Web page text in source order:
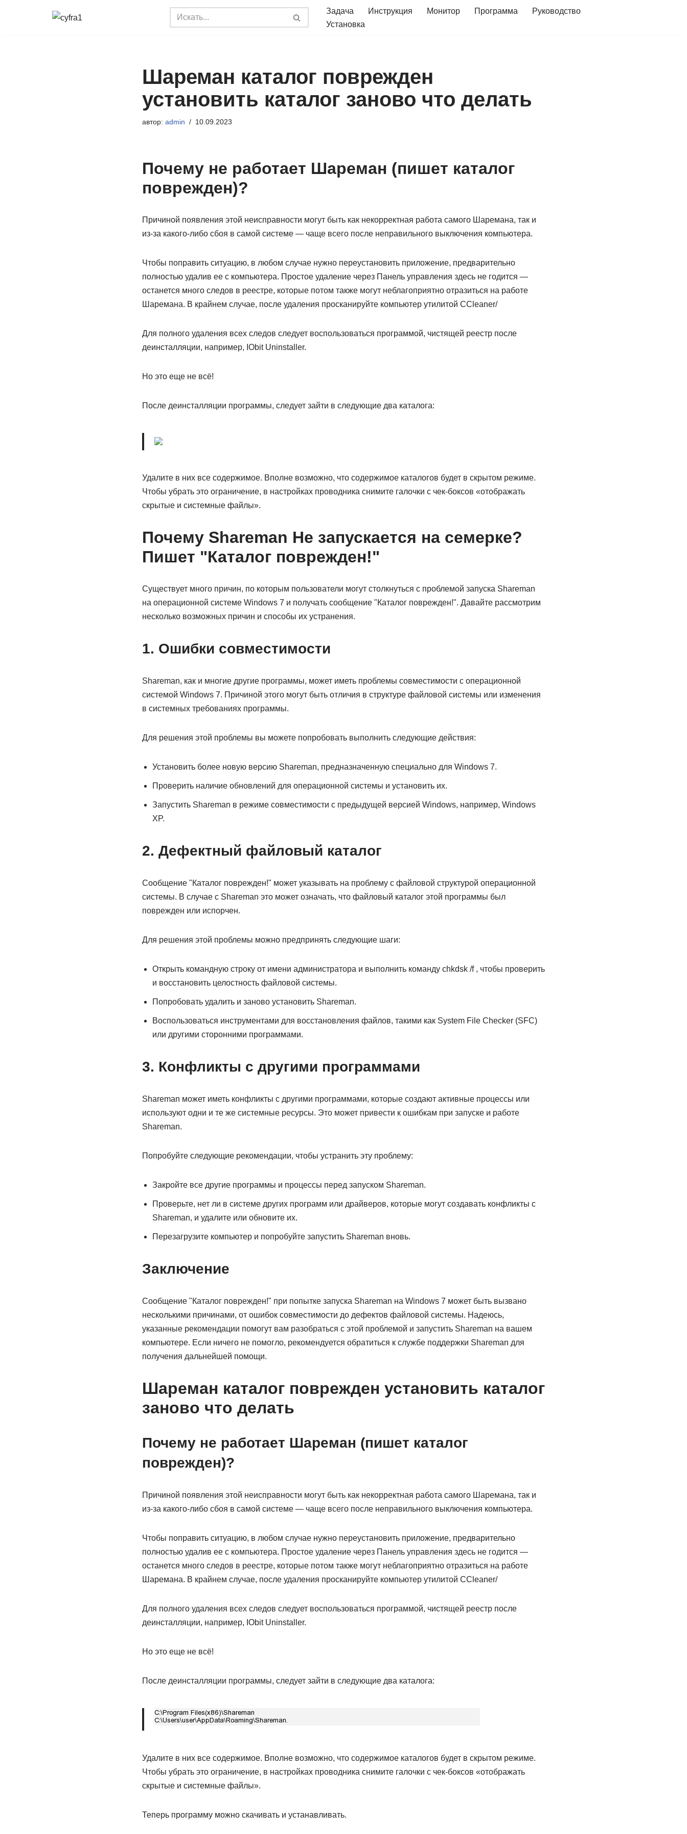
Задача Инструкция Монитор Программа
Руководство
Установка
Шареман каталог поврежден
установить каталог заново что делать
автор: admin 10.09.2023
Почему не работает Шареман (пишет каталог
поврежден)?
Причиной появления этой неисправности могут быть как некорректная работа самого Шаремана, так и
из-за какого-либо сбоя в самой системе — чаще всего после неправильного выключения компьютера.
Чтобы поправить ситуацию, в любом случае нужно переустановить приложение, предварительно
полностью удалив ее с компьютера. Простое удаление через Панель управления здесь не годится —
останется много следов в реестре, которые потом также могут неблагоприятно отразиться на работе
Шаремана. В крайнем случае, после удаления просканируйте компьютер утилитой CCleaner/
Для полного удаления всех следов следует воспользоваться программой, чистящей реестр после
деинсталляции, например, IObit Uninstaller.
Но это еще не всё!
После деинсталляции программы, следует зайти в следующие два каталога:
Удалите в них все содержимое. Вполне возможно, что содержимое каталогов будет в скрытом режиме.
Чтобы убрать это ограничение, в настройках проводника снимите галочки с чек-боксов «отображать
скрытые и системные файлы».
Почему Shareman Не запускается на семерке?
Пишет "Каталог поврежден!"
Существует много причин, по которым пользователи могут столкнуться с проблемой запуска Shareman
на операционной системе Windows 7 и получать сообщение "Каталог поврежден!". Давайте рассмотрим
несколько возможных причин и способы их устранения.
1. Ошибки совместимости
Shareman, как и многие другие программы, может иметь проблемы совместимости с операционной
системой Windows 7. Причиной этого могут быть отличия в структуре файловой системы или изменения
в системных требованиях программы.
Для решения этой проблемы вы можете попробовать выполнить следующие действия:
Установить более новую версию Shareman, предназначенную специально для Windows 7.
Проверить наличие обновлений для операционной системы и установить их.
Запустить Shareman в режиме совместимости с предыдущей версией Windows, например, Windows
XP.
2. Дефектный файловый каталог
Сообщение "Каталог поврежден!" может указывать на проблему с файловой структурой операционной
системы. В случае с Shareman это может означать, что файловый каталог этой программы был
поврежден или испорчен.
Для решения этой проблемы можно предпринять следующие шаги:
Открыть командную строку от имени администратора и выполнить команду chkdsk /f , чтобы проверить
и восстановить целостность файловой системы.
Попробовать удалить и заново установить Shareman.
Воспользоваться инструментами для восстановления файлов, такими как System File Checker (SFC)
или другими сторонними программами.
3. Конфликты с другими программами
Shareman может иметь конфликты с другими программами, которые создают активные процессы или
используют одни и те же системные ресурсы. Это может привести к ошибкам при запуске и работе
Shareman.
Попробуйте следующие рекомендации, чтобы устранить эту проблему:
Закройте все другие программы и процессы перед запуском Shareman.
Проверьте, нет ли в системе других программ или драйверов, которые могут создавать конфликты с
Shareman, и удалите или обновите их.
Перезагрузите компьютер и попробуйте запустить Shareman вновь.
Заключение
Сообщение "Каталог поврежден!" при попытке запуска Shareman на Windows 7 может быть вызвано
несколькими причинами, от ошибок совместимости до дефектов файловой системы. Надеюсь,
указанные рекомендации помогут вам разобраться с этой проблемой и запустить Shareman на вашем
компьютере. Если ничего не помогло, рекомендуется обратиться к службе поддержки Shareman для
получения дальнейшей помощи.
Шареман каталог поврежден установить каталог
заново что делать
Почему не работает Шареман (пишет каталог
поврежден)?
Причиной появления этой неисправности могут быть как некорректная работа самого Шаремана, так и
из-за какого-либо сбоя в самой системе — чаще всего после неправильного выключения компьютера.
Чтобы поправить ситуацию, в любом случае нужно переустановить приложение, предварительно
полностью удалив ее с компьютера. Простое удаление через Панель управления здесь не годится —
останется много следов в реестре, которые потом также могут неблагоприятно отразиться на работе
Шаремана. В крайнем случае, после удаления просканируйте компьютер утилитой CCleaner/
Для полного удаления всех следов следует воспользоваться программой, чистящей реестр после
деинсталляции, например, IObit Uninstaller.
Но это еще не всё!
После деинсталляции программы, следует зайти в следующие два каталога:
Удалите в них все содержимое. Вполне возможно, что содержимое каталогов будет в скрытом режиме.
Чтобы убрать это ограничение, в настройках проводника снимите галочки с чек-боксов «отображать
скрытые и системные файлы».
Теперь программу можно скачивать и устанавливать.